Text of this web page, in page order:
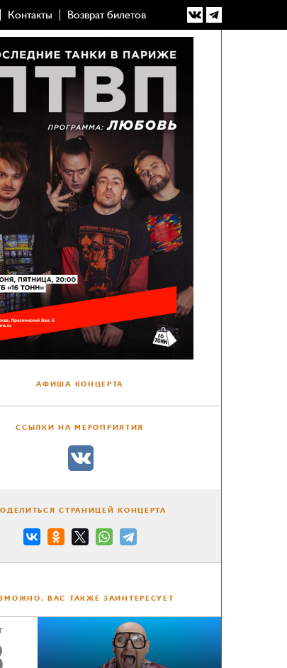
Контакты Возврат билетов
АФИША КОНЦЕРТА
ССЫЛКИ НА МЕРОПРИЯТИЯ
СТРАНИЦЕЙ КОНЦЕРТА
ВАС ТАКЖЕ ЗАИНТЕРЕСУЕТ